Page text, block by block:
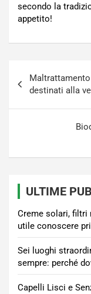
secondo la
appetito!
articoli
destinati alla
ULTIME
Creme solari, filtri
utile conoscere
Sei luoghi
sempre: perché
Capelli Lisci e